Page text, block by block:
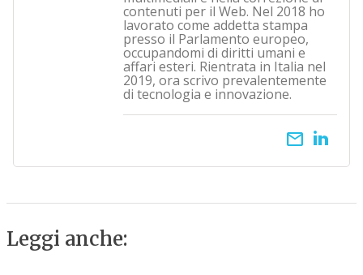
contenuti per il Web. Nel 2018 ho
lavorato come addetta stampa
presso il Parlamento europeo,
occupandomi di diritti umani e
affari esteri. Rientrata in Italia nel
2019, ora scrivo prevalentemente
di tecnologia e innovazione.
email
Leggi anche: